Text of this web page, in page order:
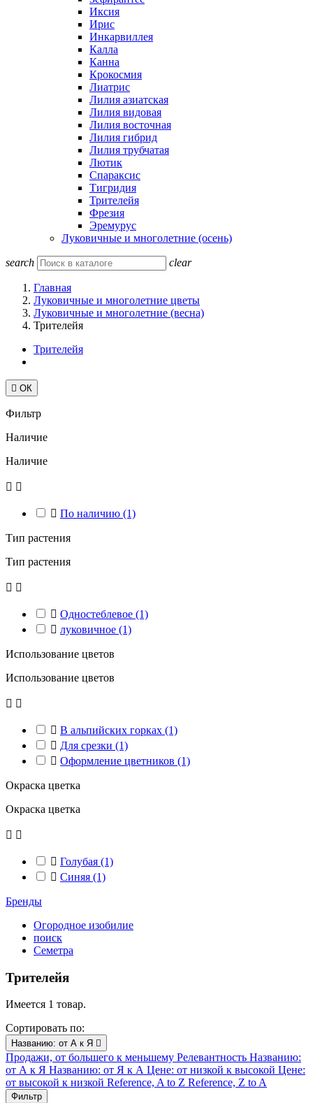
Иксия
Ирис
Инкарвиллея
Калла
Канна
Крокосмия
Лиатрис
Лилия азиатская
Лилия видовая
Лилия восточная
Лилия гибрид
Лилия трубчатая
Лютик
Спараксис
Тигридия
Трителейя
Фрезия
Эремурус
Луковичные и многолетние (осень)
search clear
Главная
Луковичные и многолетние цветы
Луковичные и многолетние (весна)
Трителейя
Трителейя
 ОК
Фильтр
Наличие
Наличие
 
 По наличию (1)
Тип растения
Тип растения
 
 Одностеблевое (1)
 луковичное (1)
Использование цветов
Использование цветов
 
 В альпийских горках (1)
 Для срезки (1)
 Оформление цветников (1)
Окраска цветка
Окраска цветка
 
 Голубая (1)
 Синяя (1)
Бренды
Огородное изобилие
поиск
Семетра
Трителейя
Имеется 1 товар.
Сортировать по:
Названию: от А к Я 
Продажи, от большего к меньшему Релевантность Названию:
от А к Я Названию: от Я к А Цене: от низкой к высокой Цене:
от высокой к низкой Reference, A to Z Reference, Z to A
Фильтр